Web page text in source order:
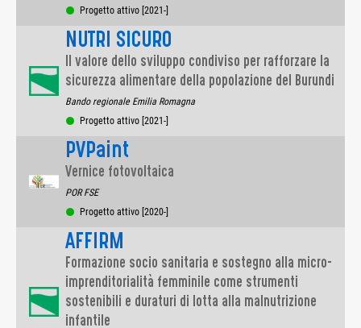
Progetto attivo [2021-]
NUTRI SICURO
Il valore dello sviluppo condiviso per rafforzare la
sicurezza alimentare della popolazione del Burundi
Bando regionale Emilia Romagna
Progetto attivo [2021-]
PVPaint
Vernice fotovoltaica
POR FSE
Progetto attivo [2020-]
AFFIRM
Formazione socio sanitaria e sostegno alla micro-
imprenditorialità femminile come strumenti
sostenibili e duraturi di lotta alla malnutrizione
infantile